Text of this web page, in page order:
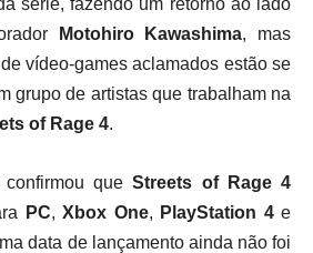
Motohiro Kawashima, mas
vídeo-games aclamados estão se
grupo de artistas que trabalham na
of Rage 4.
confirmou queStreets of Rage 4
PC, Xbox One, PlayStation 4e
data de lançamento ainda não foi